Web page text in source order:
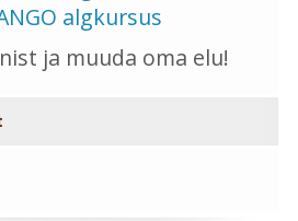
algkursus
ja muuda oma elu!